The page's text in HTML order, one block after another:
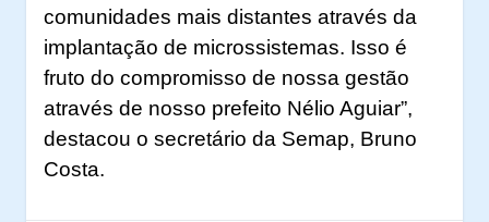
comunidades mais distantes através da
implantação de microssistemas. Isso é
fruto do compromisso de nossa gestão
através de nosso prefeito Nélio Aguiar”,
destacou o secretário da Semap, Bruno
Costa.